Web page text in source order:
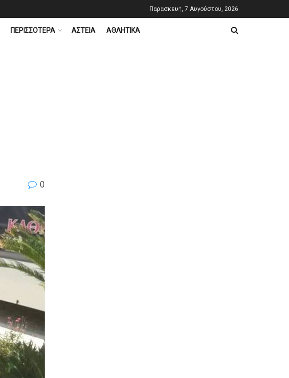
Παρασκευή, 7 Αυγούστου, 2026
ΠΕΡΙΣΣΟΤΕΡΑ ΑΣΤΕΙΑ ΑΘΛΗΤΙΚΑ
0